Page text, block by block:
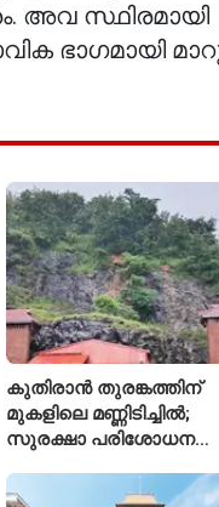
അവ സ്ഥിരമായി
ഭാഗമായി
കുതിരാൻ തുരങ്കത്തിന്
മുകളിലെ മണ്ണിടിച്ചിൽ;
സുരക്ഷാ പരിശോധന